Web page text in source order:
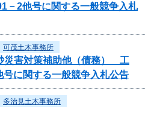
－2他号に関する一般競争入札
可茂土木事務所
災害対策補助他（債務） 工
に関する一般競争入札公告
多治見土木事務所